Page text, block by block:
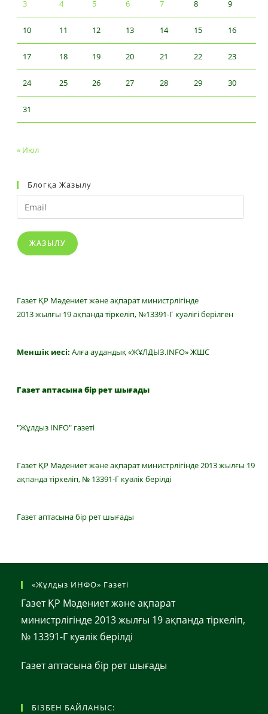
3 4 5 6 7 8 9
10 11 12 13 14 15 16
17 18 19 20 21 22 23
24 25 26 27 28 29 30
31
« Июл
Блогқа Жазылу
Email
ЖАЗЫЛУ
Газет ҚР Мәдениет және ақпарат министрлігінде
2013 жылғы 19 ақпанда тіркеліп, №13391-Г куәлігі берілген
Меншік иесі: Алға аудандық «ЖҰЛДЫЗ.INFO» ЖШС
Газет аптасына бір рет шығады
"Жұлдыз INFO" газеті
Газет ҚР Мәдениет және ақпарат министрлігінде 2013 жылғы 19
ақпанда тіркеліп, № 13391-Г куәлік берілді
Газет аптасына бір рет шығады
«Жұлдыз ИНФО» Газеті
Газет ҚР Мәдениет және ақпарат
министрлігінде 2013 жылғы 19 ақпанда тіркеліп,
№ 13391-Г куәлік берілді
Газет аптасына бір рет шығады
БІЗБЕН БАЙЛАНЫС: